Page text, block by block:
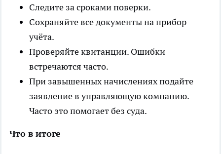
Следите за сроками поверки.
Сохраняйте все документы на прибор
учёта.
Проверяйте квитанции. Ошибки
встречаются часто.
При завышенных начислениях подайте
заявление в управляющую компанию.
Часто это помогает без суда.
Что в итоге